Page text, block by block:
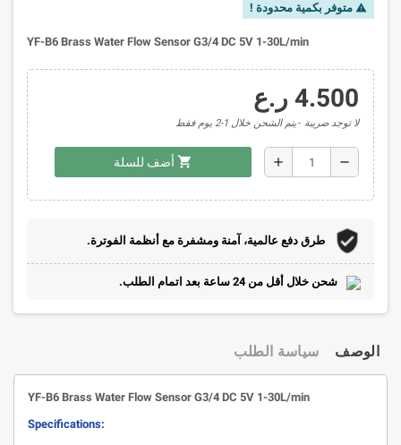
warning متوفر بكمية محدودة !
YF-B6 Brass Water Flow Sensor G3/4 DC 5V 1-30L/min
4.500 ر.ع
لا توجد ضريبة يتم الشحن خلال 1-2 يوم فقط
remove
add
shopping_cart أضف للسلة
طرق دفع عالمية، آمنة ومشفرة مع أنظمة الفوترة.
شحن خلال أقل من 24 ساعة بعد اتمام الطلب.
الوصف سياسة الطلب
YF-B6 Brass Water Flow Sensor G3/4 DC 5V 1-30L/min
Specifications: